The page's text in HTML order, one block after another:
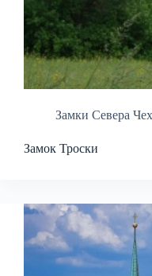
Замки Севера
Замок Троски